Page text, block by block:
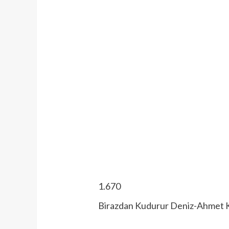
1.670
Birazdan Kudurur Deniz-Ahmet